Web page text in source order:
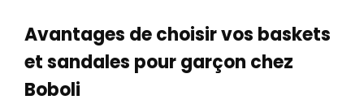
Avantages de choisir vos baskets
et sandales pour garçon chez
Boboli